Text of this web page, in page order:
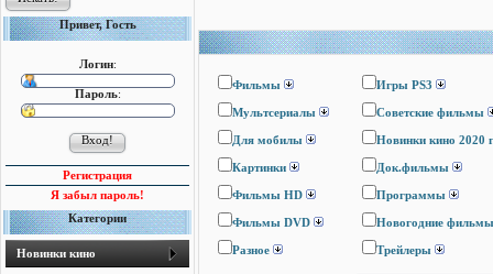
Привет, Гость
Логин:
Пароль:
Регистрация
Я забыл пароль!
Категории
Новинки кино
Фильмы Игры PS3
Мультсериалы Cоветские фильмы
Для мобилы Новинки кино 2020
Картинки Док.фильмы
Фильмы HD Программы
Фильмы DVD Новогодние фильмы
Разное Трейлеры